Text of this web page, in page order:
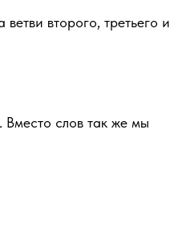
второго, третьего и
Вместо слов так же мы